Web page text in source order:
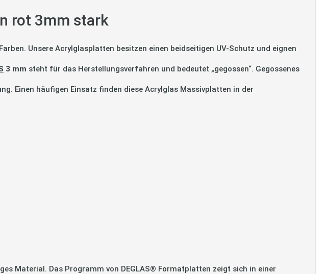
rot 3mm stark
Unsere Acrylglasplatten besitzen einen beidseitigen UV-Schutz und eignen
3 mm steht für das Herstellungsverfahren und bedeutet „gegossen“. Gegossenes
Einen häufigen Einsatz finden diese Acrylglas Massivplatten in der
Material. Das Programm von DEGLAS® Formatplatten zeigt sich in einer